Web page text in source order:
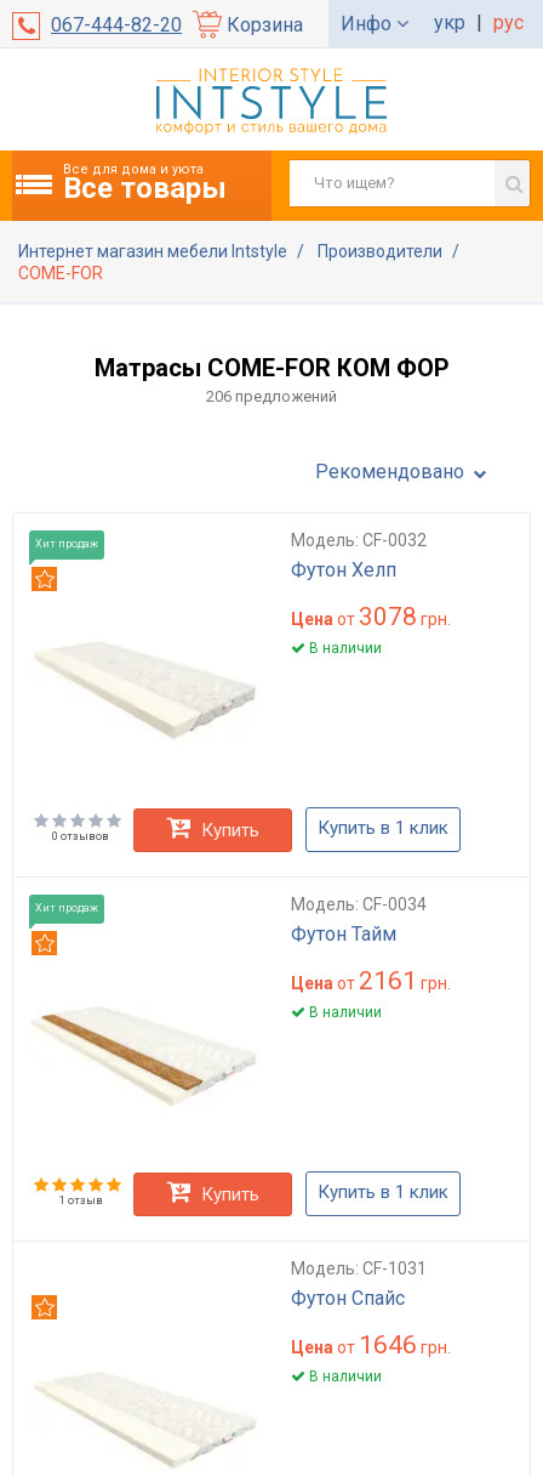
067-444-82-20 Корзина Инфо укр | рус
Все для дома и уюта
Все товары
Интернет магазин мебели Intstyle
Производители
COME-FOR
Матрасы COME-FOR КОМ ФОР
206 предложений
Рекомендовано
Хит продаж Модель: CF-0032
Футон Хелп
Цена от 3078 грн.
В наличии
0 отзывов Купить Купить в 1 клик
Хит продаж Модель: CF-0034
Футон Тайм
Цена от 2161 грн.
В наличии
1 отзыв Купить Купить в 1 клик
Модель: CF-1031
Футон Спайс
Цена от 1646 грн.
В наличии